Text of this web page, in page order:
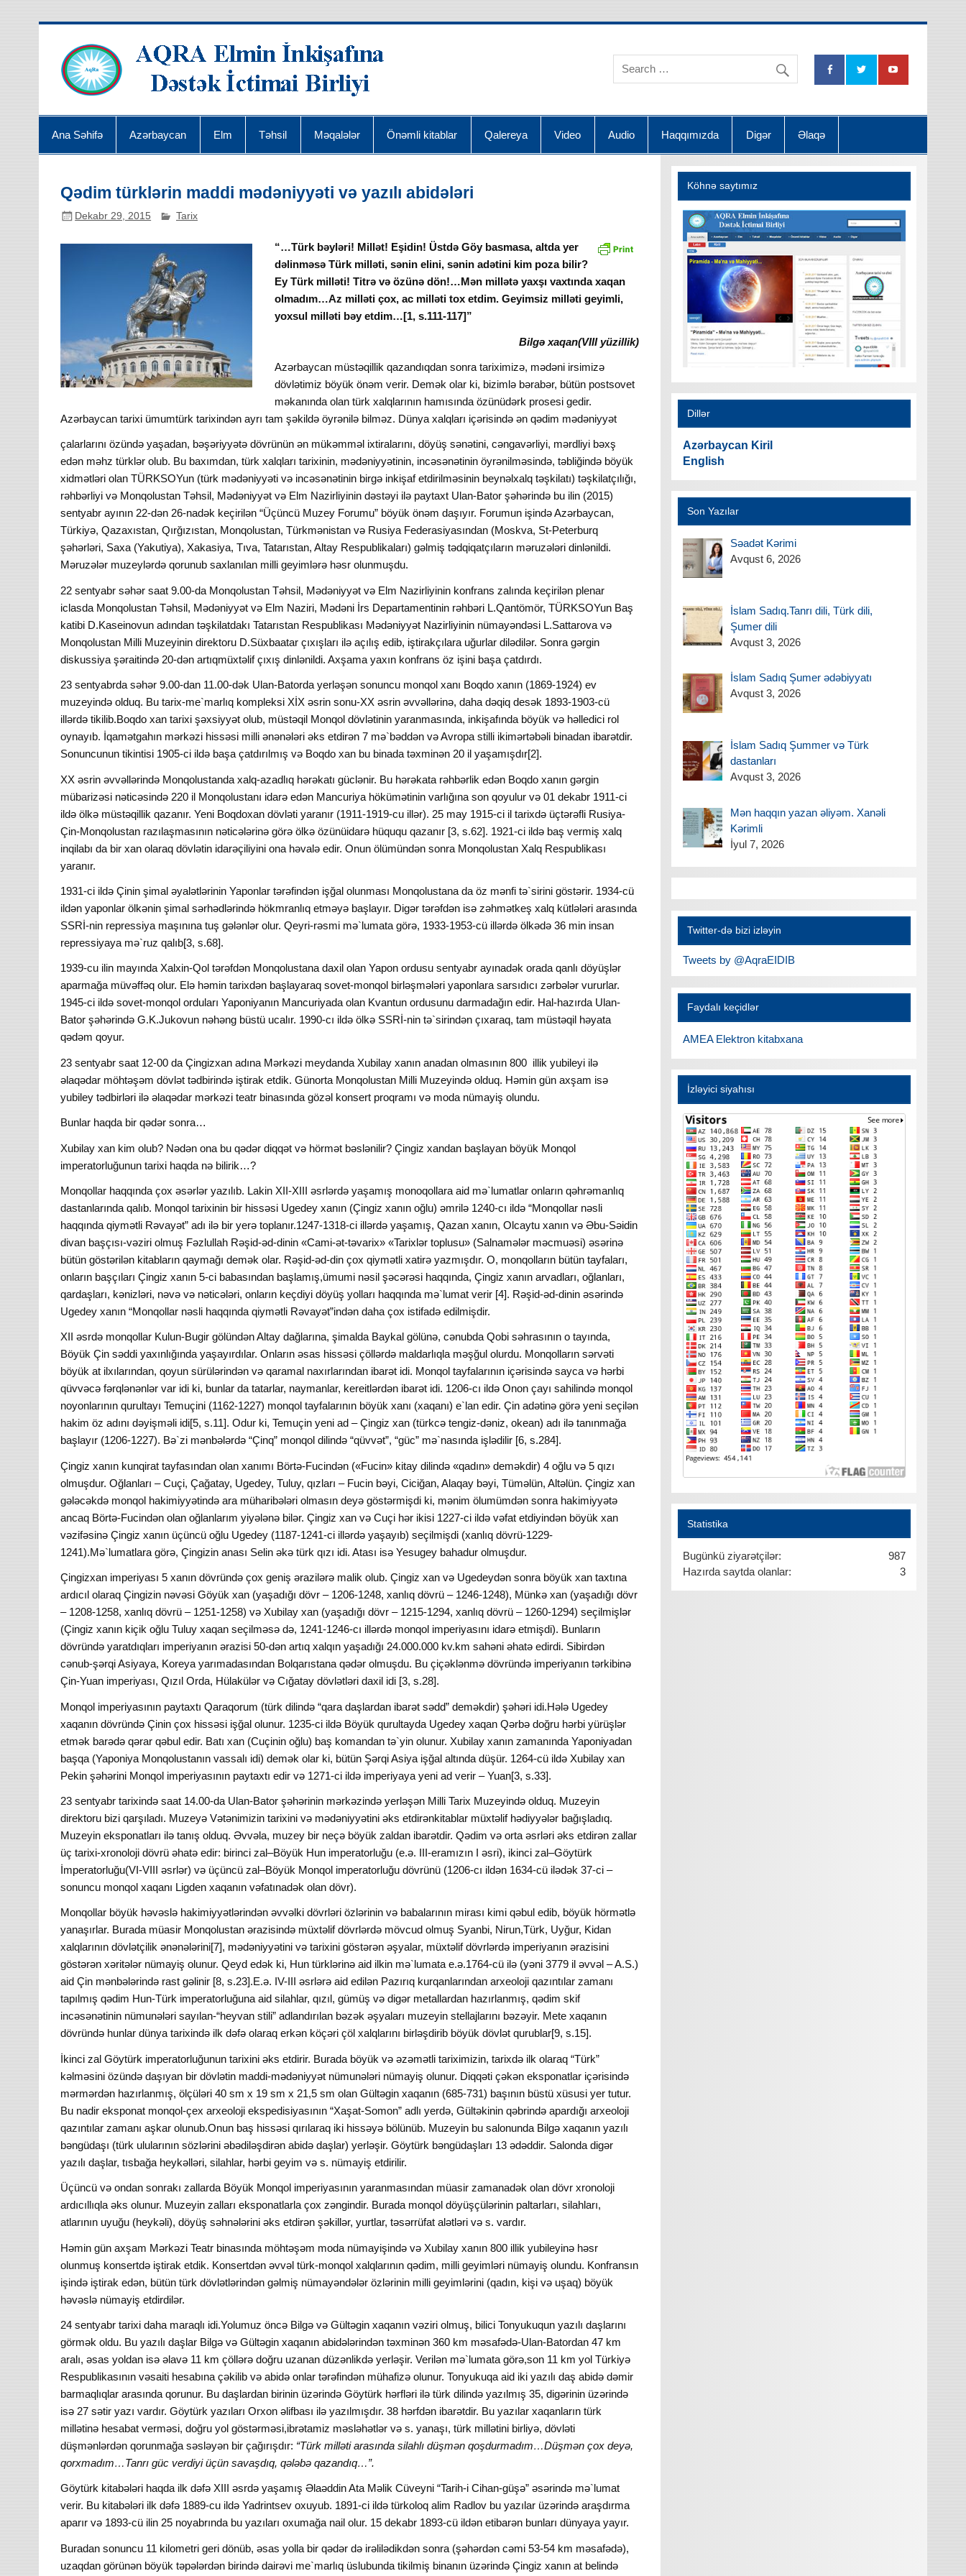
AQRA Elmin İnkişafına Dətsək İctimai Birliyi
Ana Səhifə Azərbaycan Elm Təhsil Məqalələr Önəmli kitablar Qalereya Video Audio Haqqımızda Digər Əlaqə
Qədim türklərin maddi mədəniyyəti və yazılı abidələri
Dekabr 29, 2015 Tarix
“…Türk bəyləri! Millət! Eşidin! Üstdə Göy basmasa, altda yer
dəlinməsə Türk milləti, sənin elini, sənin adətini kim poza bilir?
Ey Türk milləti! Titrə və özünə dön!…Mən millətə yaxşı vaxtında xaqan
olmadım…Az milləti çox, ac milləti tox etdim. Geyimsiz milləti geyimli,
yoxsul milləti bəy etdim…[1, s.111-117]”
Bilgə xaqan(VIII yüzillik)
Azərbaycan müstəqillik qazandıqdan sonra tariximizə, mədəni irsimizə
dövlətimiz böyük önəm verir. Demək olar ki, bizimlə bərabər, bütün postsovet
məkanında olan türk xalqlarının hamısında özünüdərk prosesi gedir.
Azərbaycan tarixi ümumtürk tarixindən ayrı tam şəkildə öyrənilə bilməz. Dünya xalqları içərisində ən qədim mədəniyyət
çalarlarını özündə yaşadan, bəşəriyyətə dövrünün ən mükəmməl ixtiralarını, döyüş sənətini, cəngavərliyi, mərdliyi bəxş
edən məhz türklər olub. Bu baxımdan, türk xalqları tarixinin, mədəniyyətinin, incəsənətinin öyrənilməsində, təbliğində böyük
xidmətləri olan TÜRKSOYun (türk mədəniyyəti və incəsənətinin birgə inkişaf etdirilməsinin beynəlxalq təşkilatı) təşkilatçılığı,
rəhbərliyi və Monqolustan Təhsil, Mədəniyyət və Elm Nazirliyinin dəstəyi ilə paytaxt Ulan-Bator şəhərində bu ilin (2015)
sentyabr ayının 22-dən 26-nadək keçirilən “Üçüncü Muzey Forumu” böyük önəm daşıyır. Forumun işində Azərbaycan,
Türkiyə, Qazaxıstan, Qırğızıstan, Monqolustan, Türkmənistan və Rusiya Federasiyasından (Moskva, St-Peterburq
şəhərləri, Saxa (Yakutiya), Xakasiya, Tıva, Tatarıstan, Altay Respublikaları) gəlmiş tədqiqatçıların məruzələri dinlənildi.
Məruzələr muzeylərdə qorunub saxlanılan milli geyimlərə həsr olunmuşdu.
22 sentyabr səhər saat 9.00-da Monqolustan Təhsil, Mədəniyyət və Elm Nazirliyinin konfrans zalında keçirilən plenar
iclasda Monqolustan Təhsil, Mədəniyyət və Elm Naziri, Mədəni İrs Departamentinin rəhbəri L.Qantömör, TÜRKSOYun Baş
katibi D.Kaseinovun adından təşkilatdakı Tatarıstan Respublikası Mədəniyyət Nazirliyinin nümayəndəsi L.Sattarova və
Monqolustan Milli Muzeyinin direktoru D.Süxbaatar çıxışları ilə açılış edib, iştirakçılara uğurlar dilədilər. Sonra gərgin
diskussiya şəraitində 20-dən artıqmüxtəlif çıxış dinlənildi. Axşama yaxın konfrans öz işini başa çatdırdı.
23 sentyabrda səhər 9.00-dan 11.00-dək Ulan-Batorda yerləşən sonuncu monqol xanı Boqdo xanın (1869-1924) ev
muzeyində olduq. Bu tarix-me`marlıq kompleksi XİX əsrin sonu-XX əsrin əvvəllərinə, daha dəqiq desək 1893-1903-cü
illərdə tikilib.Boqdo xan tarixi şəxsiyyət olub, müstəqil Monqol dövlətinin yaranmasında, inkişafında böyük və həlledici rol
oynayıb. İqamətgahın mərkəzi hissəsi milli ənənələri əks etdirən 7 mə`bəddən və Avropa stilli ikimərtəbəli binadan ibarətdir.
Sonuncunun tikintisi 1905-ci ildə başa çatdırılmış və Boqdo xan bu binada təxminən 20 il yaşamışdır[2].
XX əsrin əvvəllərində Monqolustanda xalq-azadlıq hərəkatı güclənir. Bu hərəkata rəhbərlik edən Boqdo xanın gərgin
mübarizəsi nəticəsində 220 il Monqolustanı idarə edən Mancuriya hökümətinin varlığına son qoyulur və 01 dekabr 1911-ci
ildə ölkə müstəqillik qazanır. Yeni Boqdoxan dövləti yaranır (1911-1919-cu illər). 25 may 1915-ci il tarixdə üçtərəfli Rusiya-
Çin-Monqolustan razılaşmasının nəticələrinə görə ölkə özünüidarə hüququ qazanır [3, s.62]. 1921-ci ildə baş vermiş xalq
inqilabı da bir xan olaraq dövlətin idarəçiliyini ona həvalə edir. Onun ölümündən sonra Monqolustan Xalq Respublikası
yaranır.
1931-ci ildə Çinin şimal əyalətlərinin Yaponlar tərəfindən işğal olunması Monqolustana da öz mənfi tə`sirini göstərir. 1934-cü
ildən yaponlar ölkənin şimal sərhədlərində hökmranlıq etməyə başlayır. Digər tərəfdən isə zəhmətkeş xalq kütlələri arasında
SSRİ-nin repressiya maşınına tuş gələnlər olur. Qeyri-rəsmi mə`lumata görə, 1933-1953-cü illərdə ölkədə 36 min insan
repressiyaya mə`ruz qalıb[3, s.68].
1939-cu ilin mayında Xalxin-Qol tərəfdən Monqolustana daxil olan Yapon ordusu sentyabr ayınadək orada qanlı döyüşlər
aparmağa müvəffəq olur. Elə həmin tarixdən başlayaraq sovet-monqol birləşmələri yaponlara sarsıdıcı zərbələr vururlar.
1945-ci ildə sovet-monqol orduları Yaponiyanın Mancuriyada olan Kvantun ordusunu darmadağın edir. Hal-hazırda Ulan-
Bator şəhərində G.K.Jukovun nəhəng büstü ucalır. 1990-cı ildə ölkə SSRİ-nin tə`sirindən çıxaraq, tam müstəqil həyata
qədəm qoyur.
23 sentyabr saat 12-00 da Çingizxan adına Mərkəzi meydanda Xubilay xanın anadan olmasının 800 illik yubileyi ilə
əlaqədar möhtəşəm dövlət tədbirində iştirak etdik. Günorta Monqolustan Milli Muzeyində olduq. Həmin gün axşam isə
yubiley tədbirləri ilə əlaqədar mərkəzi teatr binasında gözəl konsert proqramı və moda nümayiş olundu.
Bunlar haqda bir qədər sonra…
Xubilay xan kim olub? Nədən ona bu qədər diqqət və hörmət bəslənilir? Çingiz xandan başlayan böyük Monqol
imperatorluğunun tarixi haqda nə bilirik…?
Monqollar haqqında çox əsərlər yazılıb. Lakin XII-XIII əsrlərdə yaşamış monoqollara aid mə`lumatlar onların qəhrəmanlıq
dastanlarında qalıb. Monqol tarixinin bir hissəsi Ugedey xanın (Çingiz xanın oğlu) əmrilə 1240-cı ildə “Monqollar nəsli
haqqında qiymətli Rəvayət” adı ilə bir yerə toplanır.1247-1318-ci illərdə yaşamış, Qazan xanın, Olcaytu xanın və Əbu-Səidin
divan başçısı-vəziri olmuş Fəzlullah Rəşid-əd-dinin «Cami-ət-təvarix» «Tarixlər toplusu» (Salnamələr məcmuəsi) əsərinə
bütün göstərilən kitabların qaymağı demək olar. Rəşid-əd-din çox qiymətli xatirə yazmışdır. O, monqolların bütün tayfaları,
onların başçıları Çingiz xanın 5-ci babasından başlamış,ümumi nəsil şəcərəsi haqqında, Çingiz xanın arvadları, oğlanları,
qardaşları, kənizləri, nəvə və nəticələri, onların keçdiyi döyüş yolları haqqında mə`lumat verir [4]. Rəşid-əd-dinin əsərində
Ugedey xanın “Monqollar nəsli haqqında qiymətli Rəvayət”indən daha çox istifadə edilmişdir.
XII əsrdə monqollar Kulun-Bugir gölündən Altay dağlarına, şimalda Baykal gölünə, cənubda Qobi səhrasının o tayında,
Böyük Çin səddi yaxınlığında yaşayırdılar. Onların əsas hissəsi çöllərdə maldarlıqla məşğul olurdu. Monqolların sərvəti
böyük at ilxılarından, qoyun sürülərindən və qaramal naxırlarından ibarət idi. Monqol tayfalarının içərisində sayca və hərbi
qüvvəcə fərqlənənlər var idi ki, bunlar da tatarlar, naymanlar, kereitlərdən ibarət idi. 1206-cı ildə Onon çayı sahilində monqol
noyonlarının qurultayı Temuçini (1162-1227) monqol tayfalarının böyük xanı (xaqanı) e`lan edir. Çin adətinə görə yeni seçilən
hakim öz adını dəyişməli idi[5, s.11]. Odur ki, Temuçin yeni ad – Çingiz xan (türkcə tengiz-dəniz, okean) adı ilə tanınmağa
başlayır (1206-1227). Bə`zi mənbələrdə “Çinq” monqol dilində “qüvvət”, “güc” mə`nasında işlədilir [6, s.284].
Çingiz xanın kunqirat tayfasından olan xanımı Börtə-Fucindən («Fucin» kitay dilində «qadın» deməkdir) 4 oğlu və 5 qızı
olmuşdur. Oğlanları – Cuçi, Çağatay, Ugedey, Tuluy, qızları – Fucin bəyi, Ciciğan, Alaqay bəyi, Tüməlün, Altəlün. Çingiz xan
gələcəkdə monqol hakimiyyətində ara müharibələri olmasın deyə göstərmişdi ki, mənim ölumümdən sonra hakimiyyətə
ancaq Börtə-Fucindən olan oğlanlarım yiyələnə bilər. Çingiz xan və Cuçi hər ikisi 1227-ci ildə vəfat etdiyindən böyük xan
vəzifəsinə Çingiz xanın üçüncü oğlu Ugedey (1187-1241-ci illərdə yaşayıb) seçilmişdi (xanlıq dövrü-1229-
1241).Mə`lumatlara görə, Çingizin anası Selin əkə türk qızı idi. Atası isə Yesugey bahadur olmuşdur.
Çingizxan imperiyası 5 xanın dövründə çox geniş ərazilərə malik olub. Çingiz xan və Ugedeydən sonra böyük xan taxtına
ardıcıl olaraq Çingizin nəvəsi Göyük xan (yaşadığı dövr – 1206-1248, xanlıq dövrü – 1246-1248), Münkə xan (yaşadığı dövr
– 1208-1258, xanlıq dövrü – 1251-1258) və Xubilay xan (yaşadığı dövr – 1215-1294, xanlıq dövrü – 1260-1294) seçilmişlər
(Çingiz xanın kiçik oğlu Tuluy xaqan seçilməsə də, 1241-1246-cı illərdə monqol imperiyasını idarə etmişdi). Bunların
dövründə yaratdıqları imperiyanın ərazisi 50-dən artıq xalqın yaşadığı 24.000.000 kv.km sahəni əhatə edirdi. Sibirdən
cənub-şərqi Asiyaya, Koreya yarımadasından Bolqarıstana qədər olmuşdu. Bu çiçəklənmə dövründə imperiyanın tərkibinə
Çin-Yuan imperiyası, Qızıl Orda, Hülakülər və Cığatay dövlətləri daxil idi [3, s.28].
Monqol imperiyasının paytaxtı Qaraqorum (türk dilində “qara daşlardan ibarət sədd” deməkdir) şəhəri idi.Hələ Ugedey
xaqanın dövründə Çinin çox hissəsi işğal olunur. 1235-ci ildə Böyük qurultayda Ugedey xaqan Qərbə doğru hərbi yürüşlər
etmək barədə qərar qəbul edir. Batı xan (Cuçinin oğlu) baş komandan tə`yin olunur. Xubilay xanın zamanında Yaponiyadan
başqa (Yaponiya Monqolustanın vassalı idi) demək olar ki, bütün Şərqi Asiya işğal altında düşür. 1264-cü ildə Xubilay xan
Pekin şəhərini Monqol imperiyasının paytaxtı edir və 1271-ci ildə imperiyaya yeni ad verir – Yuan[3, s.33].
23 sentyabr tarixində saat 14.00-da Ulan-Bator şəhərinin mərkəzində yerləşən Milli Tarix Muzeyində olduq. Muzeyin
direktoru bizi qarşıladı. Muzeyə Vətənimizin tarixini və mədəniyyətini əks etdirənkitablar müxtəlif hədiyyələr bağışladıq.
Muzeyin eksponatları ilə tanış olduq. Əvvəla, muzey bir neçə böyük zaldan ibarətdir. Qədim və orta əsrləri əks etdirən zallar
üç tarixi-xronoloji dövrü əhatə edir: birinci zal–Böyük Hun imperatorluğu (e.ə. III-eramızın I əsri), ikinci zal–Göytürk
İmperatorluğu(VI-VIII əsrlər) və üçüncü zal–Böyük Monqol imperatorluğu dövrünü (1206-cı ildən 1634-cü ilədək 37-ci –
sonuncu monqol xaqanı Ligden xaqanın vəfatınadək olan dövr).
Monqollar böyük həvəslə hakimiyyətlərindən əvvəlki dövrləri özlərinin və babalarının mirası kimi qəbul edib, böyük hörmətlə
yanaşırlar. Burada müasir Monqolustan ərazisində müxtəlif dövrlərdə mövcud olmuş Syanbi, Nirun,Türk, Uyğur, Kidan
xalqlarının dövlətçilik ənənələrini[7], mədəniyyətini və tarixini göstərən əşyalar, müxtəlif dövrlərdə imperiyanın ərazisini
göstərən xəritələr nümayiş olunur. Qeyd edək ki, Hun türklərinə aid ilkin mə`lumata e.ə.1764-cü ilə (yəni 3779 il əvvəl – A.S.)
aid Çin mənbələrində rast gəlinir [8, s.23].E.ə. IV-III əsrlərə aid edilən Pazırıq kurqanlarından arxeoloji qazıntılar zamanı
tapılmış qədim Hun-Türk imperatorluğuna aid silahlar, qızıl, gümüş və digər metallardan hazırlanmış, qədim skif
incəsənətinin nümunələri sayılan-“heyvan stili” adlandırılan bəzək əşyaları muzeyin stellajlarını bəzəyir. Mete xaqanın
dövründə hunlar dünya tarixində ilk dəfə olaraq erkən köçəri çöl xalqlarını birləşdirib böyük dövlət qurublar[9, s.15].
İkinci zal Göytürk imperatorluğunun tarixini əks etdirir. Burada böyük və əzəmətli tariximizin, tarixdə ilk olaraq “Türk”
kəlməsini özündə daşıyan bir dövlətin maddi-mədəniyyət nümunələri nümayiş olunur. Diqqəti çəkən eksponatlar içərisində
mərmərdən hazırlanmış, ölçüləri 40 sm x 19 sm x 21,5 sm olan Gültəgin xaqanın (685-731) başının büstü xüsusi yer tutur.
Bu nadir eksponat monqol-çex arxeoloji ekspedisiyasının “Xaşat-Somon” adlı yerdə, Gültəkinin qəbrində apardığı arxeoloji
qazıntılar zamanı aşkar olunub.Onun baş hissəsi qırılaraq iki hissəyə bölünüb. Muzeyin bu salonunda Bilgə xaqanın yazılı
bəngüdaşı (türk ulularının sözlərini əbədiləşdirən abidə daşlar) yerləşir. Göytürk bəngüdaşları 13 ədəddir. Salonda digər
yazılı daşlar, tısbağa heykəlləri, silahlar, hərbi geyim və s. nümayiş etdirilir.
Üçüncü və ondan sonrakı zallarda Böyük Monqol imperiyasının yaranmasından müasir zamanadək olan dövr xronoloji
ardıcıllıqla əks olunur. Muzeyin zalları eksponatlarla çox zəngindir. Burada monqol döyüşçülərinin paltarları, silahları,
atlarının uyuğu (heykəli), döyüş səhnələrini əks etdirən şəkillər, yurtlar, təsərrüfat alətləri və s. vardır.
Həmin gün axşam Mərkəzi Teatr binasında möhtəşəm moda nümayişində və Xubilay xanın 800 illik yubileyinə həsr
olunmuş konsertdə iştirak etdik. Konsertdən əvvəl türk-monqol xalqlarının qədim, milli geyimləri nümayiş olundu. Konfransın
işində iştirak edən, bütün türk dövlətlərindən gəlmiş nümayəndələr özlərinin milli geyimlərini (qadın, kişi və uşaq) böyük
həvəslə nümayiş etdirdilər.
24 sentyabr tarixi daha maraqlı idi.Yolumuz öncə Bilgə və Gültəgin xaqanın vəziri olmuş, bilici Tonyukuqun yazılı daşlarını
görmək oldu. Bu yazılı daşlar Bilgə və Gültəgin xaqanın abidələrindən təxminən 360 km məsafədə-Ulan-Batordan 47 km
aralı, əsas yoldan isə əlavə 11 km çöllərə doğru uzanan düzənlikdə yerləşir. Verilən mə`lumata görə,son 11 km yol Türkiyə
Respublikasının vəsaiti hesabına çəkilib və abidə onlar tərəfindən mühafizə olunur. Tonyukuqa aid iki yazılı daş abidə dəmir
barmaqlıqlar arasında qorunur. Bu daşlardan birinin üzərində Göytürk hərfləri ilə türk dilində yazılmış 35, digərinin üzərində
isə 27 sətir yazı vardır. Göytürk yazıları Orxon əlifbası ilə yazılmışdır. 38 hərfdən ibarətdir. Bu yazılar xaqanların türk
millətinə hesabat verməsi, doğru yol göstərməsi,ibrətamiz məsləhətlər və s. yanaşı, türk millətini birliyə, dövləti
düşmənlərdən qorunmağa səsləyən bir çağırışdır: “Türk milləti arasında silahlı düşmən qoşdurmadım…Düşmən çox deyə,
qorxmadım…Tanrı güc verdiyi üçün savaşdıq, qələbə qazandıq…”.
Göytürk kitabələri haqda ilk dəfə XIII əsrdə yaşamış Əlaəddin Ata Məlik Cüveyni “Tarih-i Cihan-güşə” əsərində mə`lumat
verir. Bu kitabələri ilk dəfə 1889-cu ildə Yadrintsev oxuyub. 1891-ci ildə türkoloq alim Radlov bu yazılar üzərində araşdırma
aparır və 1893-cü ilin 25 noyabrında bu yazıları oxumağa nail olur. 15 dekabr 1893-cü ildən etibarən bunları dünyaya yayır.
Buradan sonuncu 11 kilometri geri dönüb, əsas yolla bir qədər də irəlilədikdən sonra (şəhərdən cəmi 53-54 km məsafədə),
uzaqdan görünən böyük təpələrdən birində dairəvi me`marlıq üslubunda tikilmiş binanın üzərində Çingiz xanın at belində
Köhnə saytımız
Dillər
Azərbaycan Kiril
English
Son Yazılar
Səadət Kərimi
Avqust 6, 2026
İslam Sadıq.Tanrı dili, Türk dili,
Şumer dili
Avqust 3, 2026
İslam Sadıq Şumer ədəbiyyatı
Avqust 3, 2026
İslam Sadıq Şummer və Türk
dastanları
Avqust 3, 2026
Mən haqqın yazan əliyəm. Xanəli
Kərimli
İyul 7, 2026
Twitter-də bizi izləyin
Tweets by @AqraEIDIB
Faydalı keçidlər
AMEA Elektron kitabxana
İzləyici siyahısı
Statistika
987
Bugünkü ziyarətçilər:
3
Hazırda saytda olanlar: